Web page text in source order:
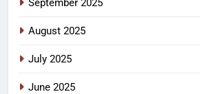
September 2025
August 2025
July 2025
June 2025